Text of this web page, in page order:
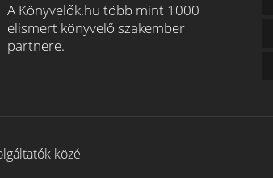
A Könyvelők.hu több mint 1000
elismert könyvelő szakember
partnere.
közé